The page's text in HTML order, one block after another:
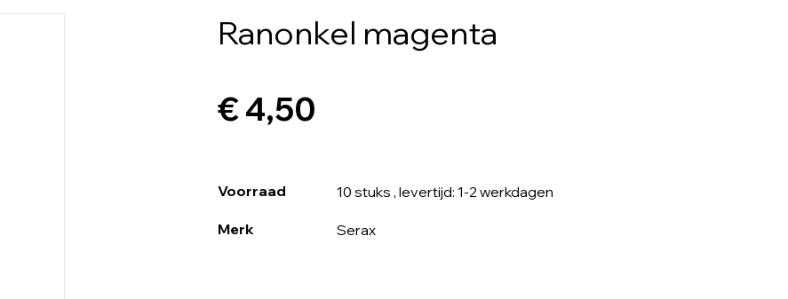
Ranonkel magenta
€ 4,50
Voorraad 10 stuks , levertijd: 1-2 werkdagen
Merk Serax